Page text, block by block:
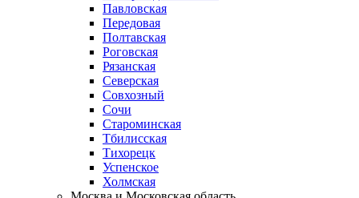
Павловская
Передовая
Полтавская
Роговская
Рязанская
Северская
Совхозный
Сочи
Староминская
Тбилисская
Тихорецк
Успенское
Холмская